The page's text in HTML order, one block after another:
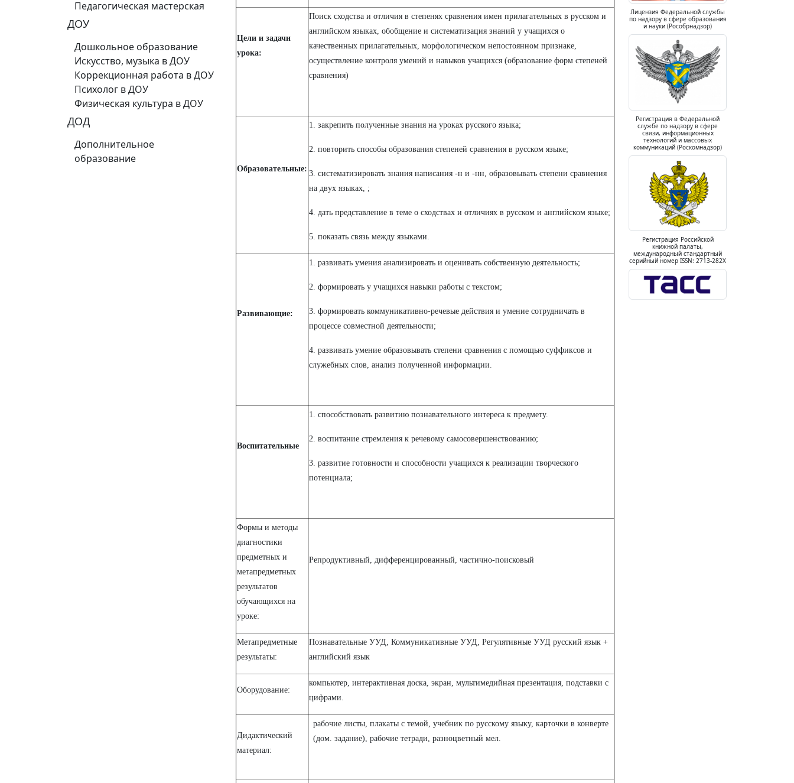
Педагогическая мастерская
ДОУ
Дошкольное образование
Искусство, музыка в ДОУ
Коррекционная работа в ДОУ
Психолог в ДОУ
Физическая культура в ДОУ
ДОД
Дополнительное
образование
Цели и задачи
урока:
Поиск сходства и отличия в степенях сравнения имен прилагательных в русском и
английском языках, обобщение и систематизация знаний у учащихся о
качественных прилагательных, морфологическом непостоянном признаке,
осуществление контроля умений и навыков учащихся (образование форм степеней
сравнения)
Образовательные:
1. закрепить полученные знания на уроках русского языка;
2. повторить способы образования степеней сравнения в русском языке;
3. систематизировать знания написания -н и -нн, образовывать степени сравнения
на двух языках, ;
4. дать представление в теме о сходствах и отличиях в русском и английском языке;
5. показать связь между языками.
Развивающие:
1. развивать умения анализировать и оценивать собственную деятельность;
2. формировать у учащихся навыки работы с текстом;
3. формировать коммуникативно-речевые действия и умение сотрудничать в
процессе совместной деятельности;
4. развивать умение образовывать степени сравнения с помощью суффиксов и
служебных слов, анализ полученной информации.
Воспитательные
1. способствовать развитию познавательного интереса к предмету.
2. воспитание стремления к речевому самосовершенствованию;
3. развитие готовности и способности учащихся к реализации творческого
потенциала;
Формы и методы
диагностики
предметных и
метапредметных
результатов
обучающихся на
уроке:
Репродуктивный, дифференцированный, частично-поисковый
Метапредметные
результаты:
Познавательные УУД, Коммуникативные УУД, Регулятивные УУД русский язык +
английский язык
Оборудование:
компьютер, интерактивная доска, экран, мультимедийная презентация, подставки с
цифрами.
Дидактический
материал:
рабочие листы, плакаты с темой, учебник по русскому языку, карточки в конверте
(дом. задание), рабочие тетради, разноцветный мел.
Лицензия Федеральной службы
по надзору в сфере образования
и науки (Рособрнадзор)
Регистрация в Федеральной
службе по надзору в сфере
связи, информационных
технологий и массовых
коммуникаций (Роскомнадзор)
Регистрация Российской
книжной палаты,
международный стандартный
серийный номер ISSN: 2713-282X